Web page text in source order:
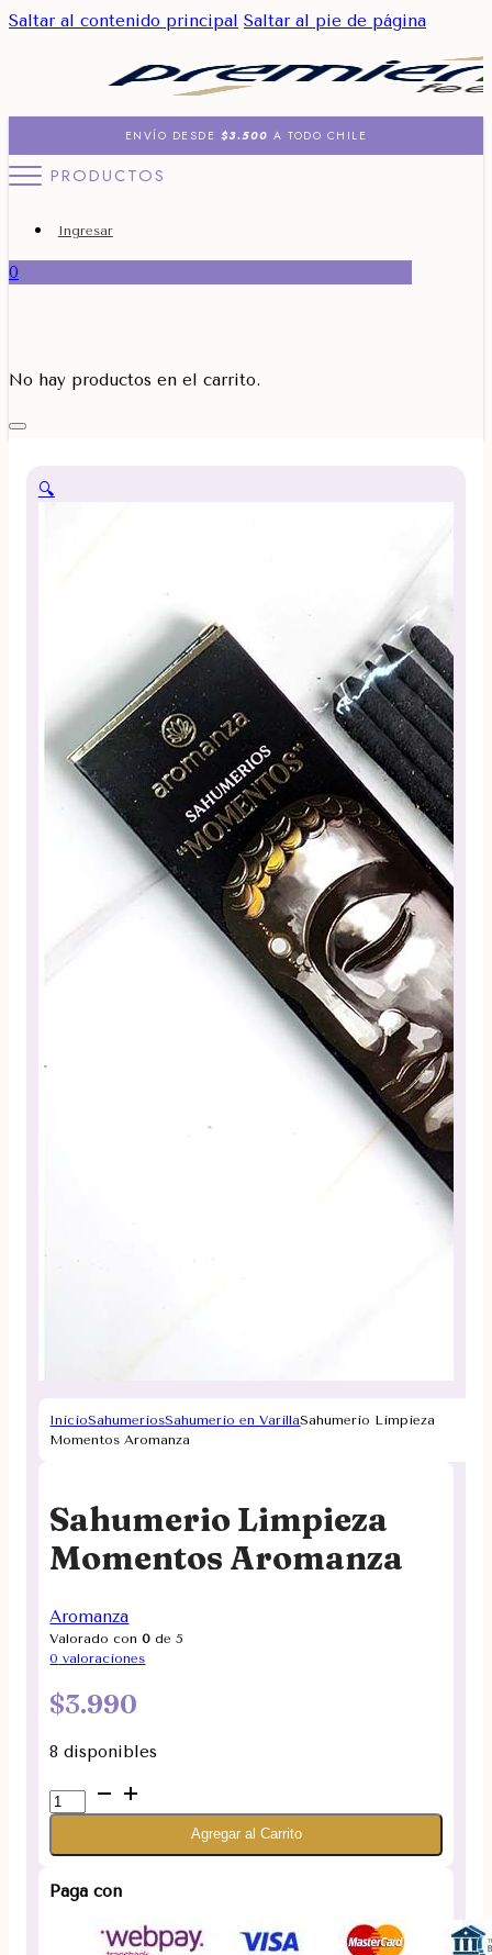
Saltar al contenido principal Saltar al pie de página
ENVÍO DESDE $3.500 A TODO CHILE
PRODUCTOS
Ingresar
0
No hay productos en el carrito.
🔍
InicioSahumeriosSahumerio en VarillaSahumerio Limpieza
Momentos Aromanza
Sahumerio Limpieza
Momentos Aromanza
Aromanza
Valorado con0 de 5
0 valoraciones
$3.990
8 disponibles
Sahumerio
Limpieza
cantidad
Agregar al Carrito
Paga con